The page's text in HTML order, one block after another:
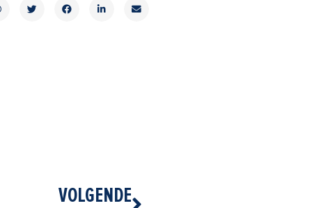
VOLGENDEVolgende